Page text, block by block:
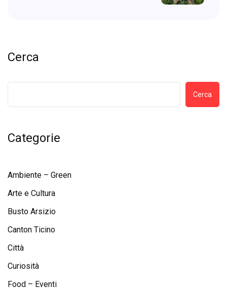
Cerca
Cerca
Categorie
Ambiente – Green
Arte e Cultura
Busto Arsizio
Canton Ticino
Città
Curiosità
Food – Eventi